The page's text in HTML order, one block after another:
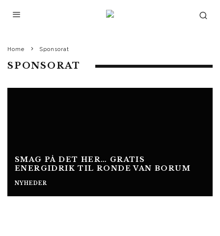
Home Sponsorat
SPONSORAT
SMAG PÅ DET HER… GRATIS
ENERGIDRIK TIL RONDE VAN BORUM
NYHEDER